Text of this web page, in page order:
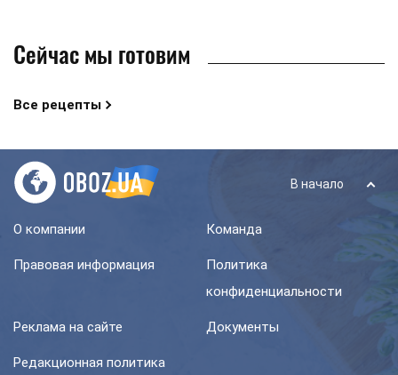
Сейчас мы готовим
Все рецепты
В начало
О компании Команда
Правовая информация
Политика
конфиденциальности
Реклама на сайте Документы
Редакционная политика